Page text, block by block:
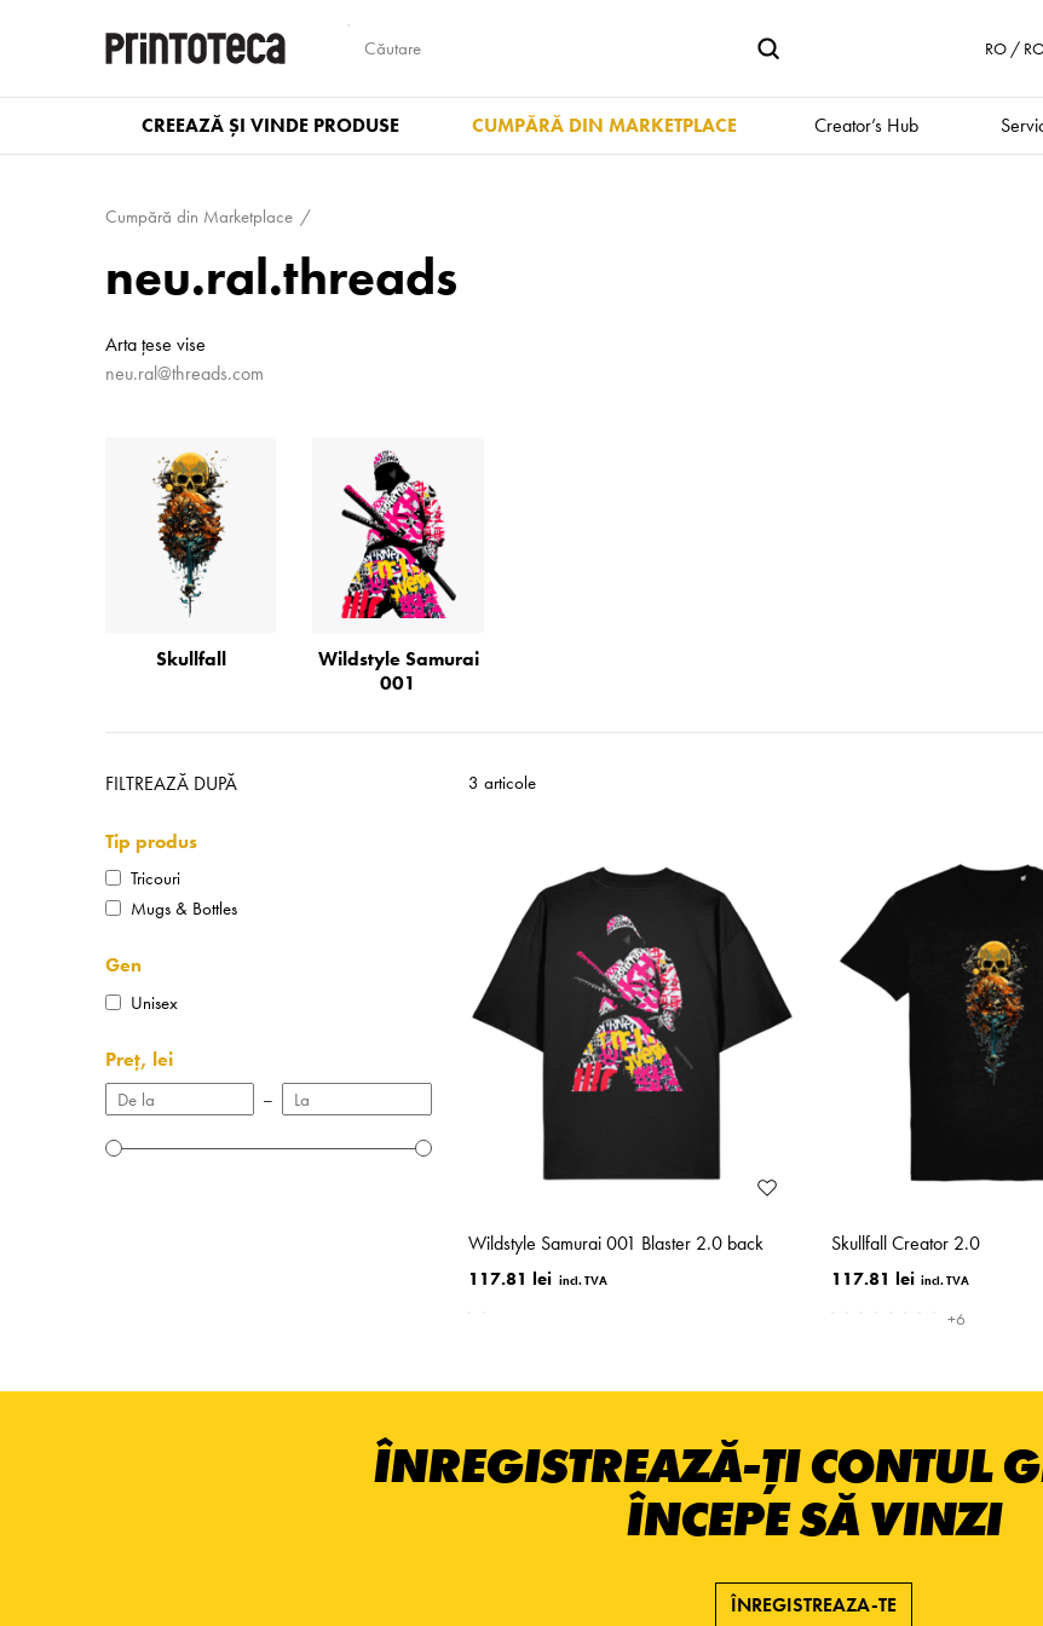
RO /
CREEAZĂ ȘI VINDE PRODUSE CUMPĂRĂ DIN MARKETPLACE Creator’s Hub
Cumpără din Marketplace
neu.ral.threads
Arta țese vise
neu.ral@threads.com
Skullfall
Wildstyle Samurai
001
FILTREAZĂ DUPĂ
Tip produs
Tricouri
Mugs & Bottles
Gen
Unisex
Preț, lei
–
3 articole
Wildstyle Samurai 001 Blaster 2.0 back
117.81 lei
Skullfall Creator 2.0
117.81 lei
+6
ÎNREGISTREAZĂ-ȚI CONTUL
ÎNCEPE SĂ VINZI
ÎNREGISTREAZA-TE